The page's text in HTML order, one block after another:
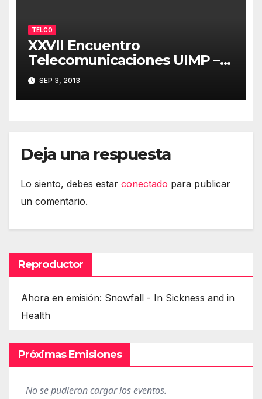
TELCO
XXVII Encuentro
Telecomunicaciones UIMP –
Resumen 03/09/2013
SEP 3, 2013
Deja una respuesta
Lo siento, debes estar conectado para publicar
un comentario.
Reproductor
Ahora en emisión: Snowfall - In Sickness and in
Health
Próximas Emisiones